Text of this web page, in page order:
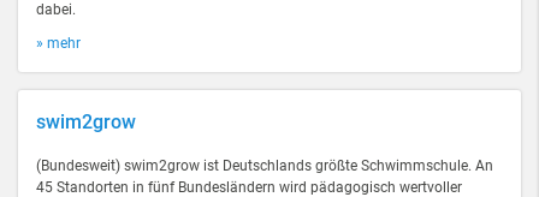
dabei.
» mehr
swim2grow
(Bundesweit) swim2grow ist Deutschlands größte Schwimmschule. An
45 Standorten in fünf Bundesländern wird pädagogisch wertvoller